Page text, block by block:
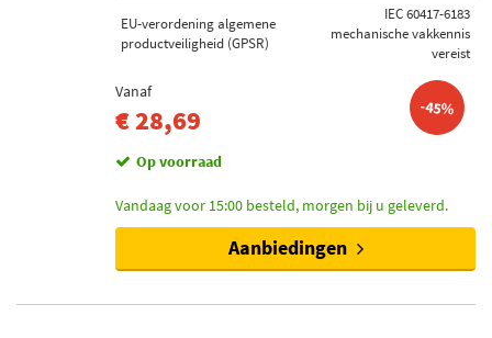
EU-verordening algemene
productveiligheid (GPSR)
IEC 60417-6183
mechanische vakkennis
vereist
Vanaf
€ 28,69 -45%
Op voorraad
Vandaag voor 15:00 besteld, morgen bij u geleverd.
Aanbiedingen